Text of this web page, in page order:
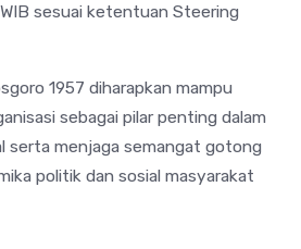
sesuai ketentuan Steering
1957 diharapkan mampu
sebagai pilar penting dalam
serta menjaga semangat gotong
politik dan sosial masyarakat